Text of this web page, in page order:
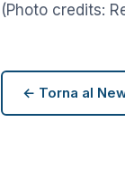
(Photo credits:
← Torna al